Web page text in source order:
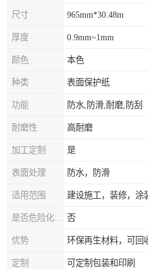
尺寸 965mm*30.48m
厚度 0.9mm~1mm
颜色 本色
种类 表面保护纸
功能 防水,防滑,耐磨,防刮
耐磨性 高耐磨
加工定制 是
表面处理 防水，防滑
适用范围 建设施工，装修，涂
否
优势 环保再生材料，可回
定制 可定制包装和印刷